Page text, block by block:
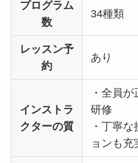
プログラム
数
34種類
レッスン予
約
あり
インストラ
クターの質
・全員
研修
・丁寧
ョンも充